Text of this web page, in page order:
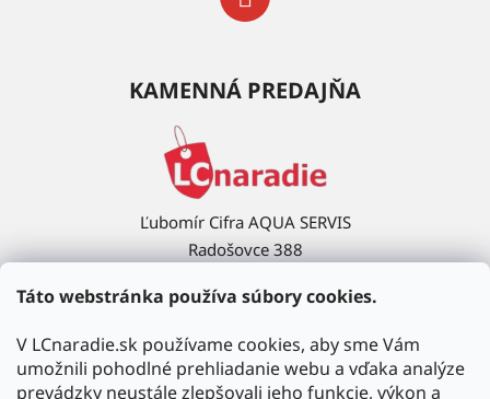
Táto webstránka používa súbory cookies.
V LCnaradie.sk používame cookies, aby sme Vám
umožnili pohodlné prehliadanie webu a vďaka analýze
prevádzky neustále zlepšovali jeho funkcie, výkon a
KAMENNÁ PREDAJŇA
Ľubomír Cifra AQUA SERVIS
Radošovce 388